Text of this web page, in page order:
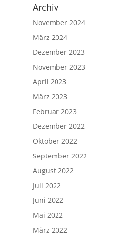
Archiv
November 2024
März 2024
Dezember 2023
November 2023
April 2023
März 2023
Februar 2023
Dezember 2022
Oktober 2022
September 2022
August 2022
Juli 2022
Juni 2022
Mai 2022
März 2022